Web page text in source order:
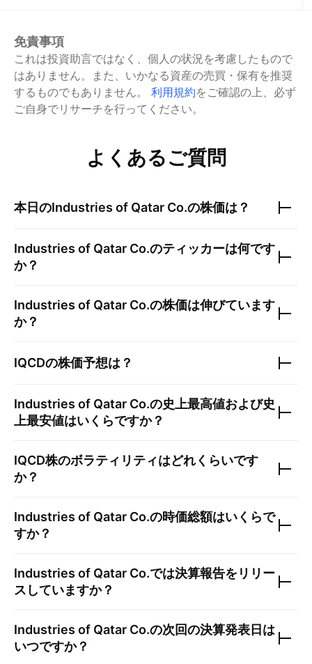
免責事項
これは投資助言ではなく、個人の状況を考慮したもので
はありません。また、いかなる資産の売買・保有を推奨
するものでもありません。
利用規約をご確認の上、必ず
ご自身でリサーチを行ってください。
よくあるご質問
本日のIndustries of Qatar Co.の株価は？
Industries of Qatar Co.のティッカーは何です
か？
Industries of Qatar Co.の株価は伸びています
か？
IQCDの株価予想は？
Industries of Qatar Co.の史上最高値および史
上最安値はいくらですか？
IQCD株のボラティリティはどれくらいです
か？
Industries of Qatar Co.の時価総額はいくらで
すか？
Industries of Qatar Co.では決算報告をリリー
スしていますか？
Industries of Qatar Co.の次回の決算発表日は
いつですか？